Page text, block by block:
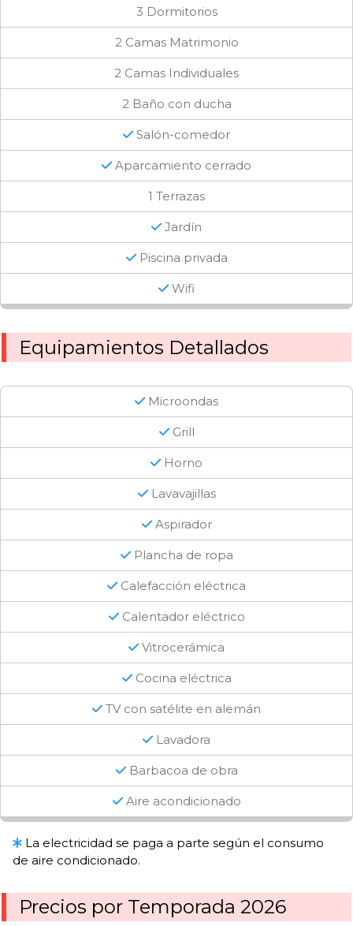
3 Dormitorios
2 Camas Matrimonio
2 Camas Individuales
2 Baño con ducha
Salón-comedor
Aparcamiento cerrado
1 Terrazas
Jardín
Piscina privada
Wifi
Equipamientos Detallados
Microondas
Grill
Horno
Lavavajillas
Aspirador
Plancha de ropa
Calefacción eléctrica
Calentador eléctrico
Vitrocerámica
Cocina eléctrica
TV con satélite en alemán
Lavadora
Barbacoa de obra
Aire acondicionado
La electricidad se paga a parte según el consumo
de aire condicionado.
Precios por Temporada 2026